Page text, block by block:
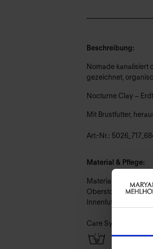
Beschreibung:
Nomade kanalisiert
gezeichnet,
Nocturne Clay –
Mit Brustfutter,
Art.-Nr.:
Material & Pflege:
Material:
Oberstoff: 75%
Innenfutter: 72%
Care Symbols: